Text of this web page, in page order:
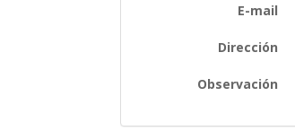
E-mail
Dirección
Observación